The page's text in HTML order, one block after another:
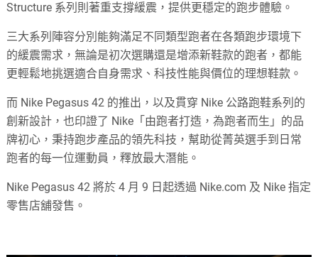
Structure 系列則著重支撐緩震，提供更穩定的跑步體驗。
三大系列陣容分別能夠滿足不同類型跑者在各類跑步環境下
的緩震需求，無論是初次選購還是增添新鞋款的跑者，都能
更輕鬆地挑選適合自身需求、科技性能與價位的理想鞋款。
而 Nike Pegasus 42 的推出，以及貫穿 Nike 公路跑鞋系列的
創新設計，也印證了 Nike「由跑者打造，為跑者而生」的品
牌初心，秉持跑步產品的領先科技，幫助從菁英選手到日常
跑者的每一位運動員，釋放最大潛能。
Nike Pegasus 42 將於 4 月 9 日起透過 Nike.com 及 Nike 指定
零售店舖發售。